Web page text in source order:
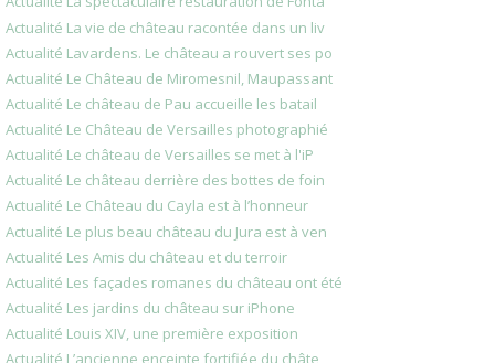
Actualité La vie de château racontée dans un liv
Actualité Lavardens. Le château a rouvert ses po
Actualité Le Château de Miromesnil, Maupassant
Actualité Le château de Pau accueille les batail
Actualité Le Château de Versailles photographié
Actualité Le château de Versailles se met à l'iP
Actualité Le château derrière des bottes de foin
Actualité Le Château du Cayla est à l’honneur
Actualité Le plus beau château du Jura est à ven
Actualité Les Amis du château et du terroir
Actualité Les façades romanes du château ont été
Actualité Les jardins du château sur iPhone
Actualité Louis XIV, une première exposition
Actualité L’ancienne enceinte fortifiée du châte